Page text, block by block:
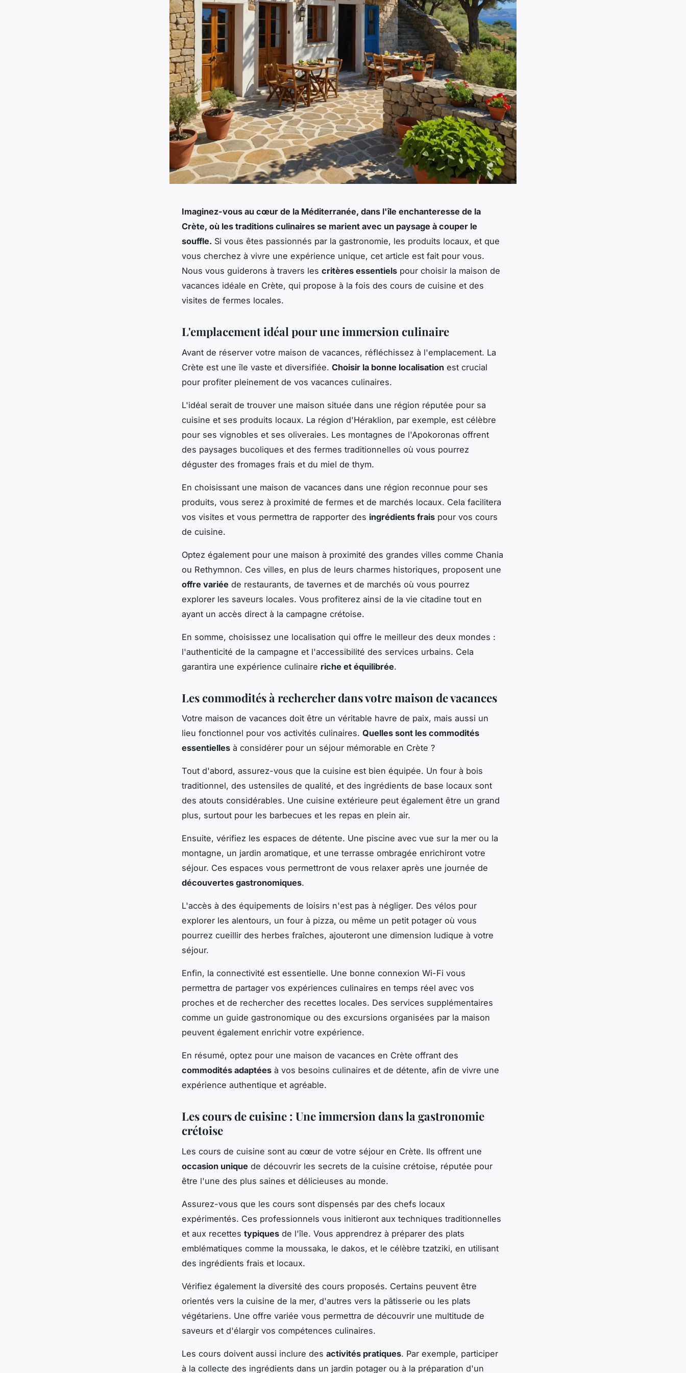
Imaginez-vous au cœur de la Méditerranée, dans l'île enchanteresse de la
Crète, où les traditions culinaires se marient avec un paysage à couper le
souffle. Si vous êtes passionnés par la gastronomie, les produits locaux, et que
vous cherchez à vivre une expérience unique, cet article est fait pour vous.
Nous vous guiderons à travers les critères essentiels pour choisir la maison de
vacances idéale en Crète, qui propose à la fois des cours de cuisine et des
visites de fermes locales.
L'emplacement idéal pour une immersion culinaire
Avant de réserver votre maison de vacances, réfléchissez à l'emplacement. La
Crète est une île vaste et diversifiée. Choisir la bonne localisation est crucial
pour profiter pleinement de vos vacances culinaires.
L'idéal serait de trouver une maison située dans une région réputée pour sa
cuisine et ses produits locaux. La région d'Héraklion, par exemple, est célèbre
pour ses vignobles et ses oliveraies. Les montagnes de l'Apokoronas offrent
des paysages bucoliques et des fermes traditionnelles où vous pourrez
déguster des fromages frais et du miel de thym.
En choisissant une maison de vacances dans une région reconnue pour ses
produits, vous serez à proximité de fermes et de marchés locaux. Cela facilitera
vos visites et vous permettra de rapporter des ingrédients frais pour vos cours
de cuisine.
Optez également pour une maison à proximité des grandes villes comme Chania
ou Rethymnon. Ces villes, en plus de leurs charmes historiques, proposent une
offre variée de restaurants, de tavernes et de marchés où vous pourrez
explorer les saveurs locales. Vous profiterez ainsi de la vie citadine tout en
ayant un accès direct à la campagne crétoise.
En somme, choisissez une localisation qui offre le meilleur des deux mondes :
l'authenticité de la campagne et l'accessibilité des services urbains. Cela
garantira une expérience culinaire riche et équilibrée.
Les commodités à rechercher dans votre maison de vacances
Votre maison de vacances doit être un véritable havre de paix, mais aussi un
lieu fonctionnel pour vos activités culinaires. Quelles sont les commodités
essentielles à considérer pour un séjour mémorable en Crète ?
Tout d'abord, assurez-vous que la cuisine est bien équipée. Un four à bois
traditionnel, des ustensiles de qualité, et des ingrédients de base locaux sont
des atouts considérables. Une cuisine extérieure peut également être un grand
plus, surtout pour les barbecues et les repas en plein air.
Ensuite, vérifiez les espaces de détente. Une piscine avec vue sur la mer ou la
montagne, un jardin aromatique, et une terrasse ombragée enrichiront votre
séjour. Ces espaces vous permettront de vous relaxer après une journée de
découvertes gastronomiques.
L'accès à des équipements de loisirs n'est pas à négliger. Des vélos pour
explorer les alentours, un four à pizza, ou même un petit potager où vous
pourrez cueillir des herbes fraîches, ajouteront une dimension ludique à votre
séjour.
Enfin, la connectivité est essentielle. Une bonne connexion Wi-Fi vous
permettra de partager vos expériences culinaires en temps réel avec vos
proches et de rechercher des recettes locales. Des services supplémentaires
comme un guide gastronomique ou des excursions organisées par la maison
peuvent également enrichir votre expérience.
En résumé, optez pour une maison de vacances en Crète offrant des
commodités adaptées à vos besoins culinaires et de détente, afin de vivre une
expérience authentique et agréable.
Les cours de cuisine : Une immersion dans la gastronomie
crétoise
Les cours de cuisine sont au cœur de votre séjour en Crète. Ils offrent une
occasion unique de découvrir les secrets de la cuisine crétoise, réputée pour
être l'une des plus saines et délicieuses au monde.
Assurez-vous que les cours sont dispensés par des chefs locaux
expérimentés. Ces professionnels vous initieront aux techniques traditionnelles
et aux recettes typiques de l'île. Vous apprendrez à préparer des plats
emblématiques comme la moussaka, le dakos, et le célèbre tzatziki, en utilisant
des ingrédients frais et locaux.
Vérifiez également la diversité des cours proposés. Certains peuvent être
orientés vers la cuisine de la mer, d'autres vers la pâtisserie ou les plats
végétariens. Une offre variée vous permettra de découvrir une multitude de
saveurs et d'élargir vos compétences culinaires.
Les cours doivent aussi inclure des activités pratiques. Par exemple, participer
à la collecte des ingrédients dans un jardin potager ou à la préparation d'un